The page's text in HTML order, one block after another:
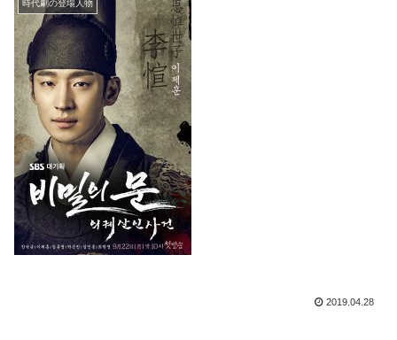
時代劇の登場人物
2019.04.28